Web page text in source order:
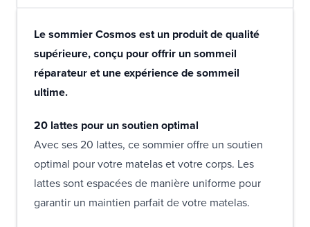
Le sommier Cosmos est un produit de qualité
supérieure, conçu pour offrir un sommeil
réparateur et une expérience de sommeil
ultime.
20 lattes pour un soutien optimal
Avec ses 20 lattes, ce sommier offre un soutien
optimal pour votre matelas et votre corps. Les
lattes sont espacées de manière uniforme pour
garantir un maintien parfait de votre matelas.